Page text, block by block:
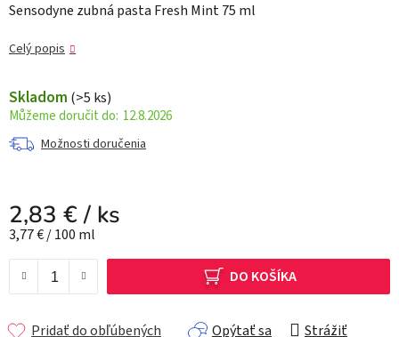
Sensodyne zubná pasta Fresh Mint 75 ml
Celý popis
Skladom (>5 ks)
12.8.2026
Možnosti doručenia
2,83 €/ ks
Jednotková cena:
3,77 € / 100 ml
DO KOŠÍKA
Opýtať sa Strážiť
Pridať do obľúbených